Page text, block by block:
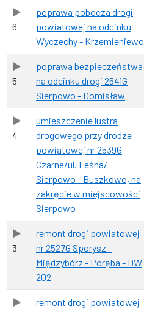
6
poprawa pobocza drogi
powiatowej na odcinku
Wyczechy - Krzemieniewo
5
poprawa bezpieczeństwa
na odcinku drogi 2541G
Sierpowo - Domisław
4
umieszczenie lustra
drogowego przy drodze
powiatowej nr 2539G
Czarne/ul. Leśna/
Sierpowo - Buszkowo, na
zakręcie w miejscowości
Sierpowo
3
remont drogi powiatowej
nr 2527G Sporysz -
Międzybórz - Poręba - DW
202
remont drogi powiatowej